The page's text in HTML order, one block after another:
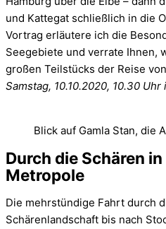
und Kattegat schließlich in die
Vortrag erläutere ich die
Seegebiete und verrate Ihnen,
großen Teilstücks der Reise
Samstag, 10.10.2020, 10.30
Blick auf Gamla Stan, die
Durch die Schären
Metropole
Die mehrstündige Fahrt durch
Schärenlandschaft bis nach